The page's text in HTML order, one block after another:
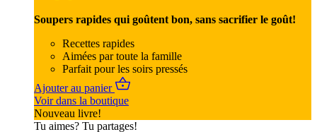
Soupers rapides qui goûtent bon, sans sacrifier le goût!
Recettes rapides
Aimées par toute la famille
Parfait pour les soirs pressés
Ajouter au panier
Voir dans la boutique
Nouveau livre!
Tu aimes? Tu partages!